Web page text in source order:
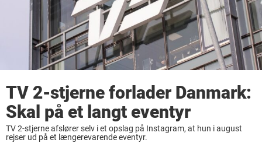
TV 2-stjerne forlader Danmark:
Skal på et langt eventyr
TV 2-stjerne afslører selv i et opslag på Instagram, at hun i august
rejser ud på et længerevarende eventyr.